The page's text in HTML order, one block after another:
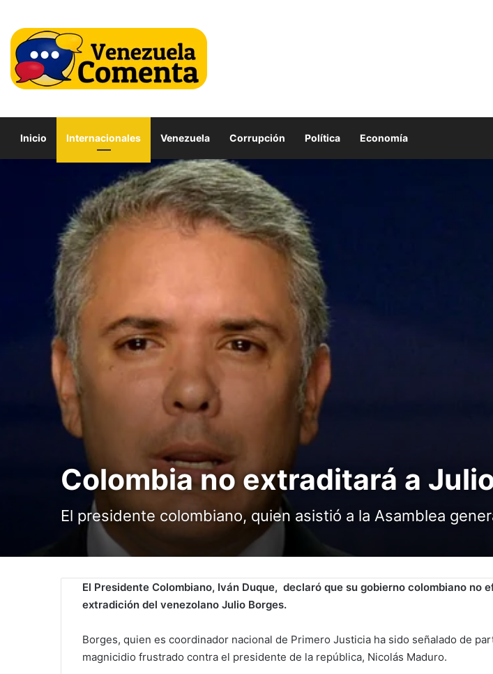
Inicio Internacionales Venezuela Corrupción Política Economía
Colombia no extraditará a
El presidente colombiano, quien asistió a la Asamblea
El Presidente Colombiano, Iván Duque, declaró que su gobierno colombiano no
extradición del venezolano Julio Borges.
Borges, quien es coordinador nacional de Primero Justicia ha sido señalado de
magnicidio frustrado contra el presidente de la república, Nicolás Maduro.